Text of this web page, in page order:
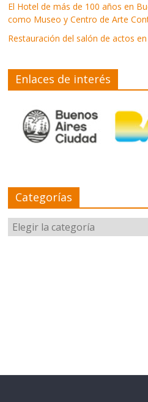
El Hotel de más de 100 años en
como Museo y Centro de Arte
Restauración del salón de actos
Enlaces de interés
Categorías
Categorías